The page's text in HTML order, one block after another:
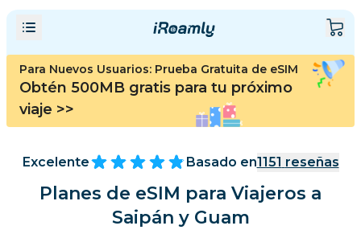
Para Nuevos Usuarios: Prueba Gratuita de eSIM
Obtén 500MB gratis para tu próximo
viaje >>
Excelente Basado en1151 reseñas
Planes de eSIM para Viajeros a
Saipán y Guam